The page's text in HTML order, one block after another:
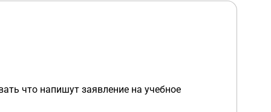
что напишут заявление на учебное